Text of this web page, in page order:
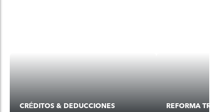
CRÉDITOS & DEDUCCIONES REFORMA